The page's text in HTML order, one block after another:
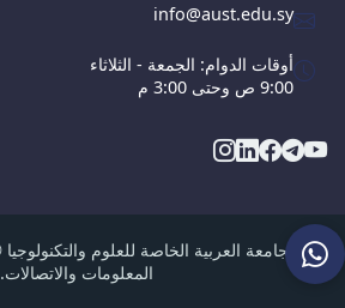
info@aust.edu.sy
أوقات الدوام: الجمعة - الثلاثاء
9:00 ص وحتى 3:00 م
المعلومات والاتصالات.